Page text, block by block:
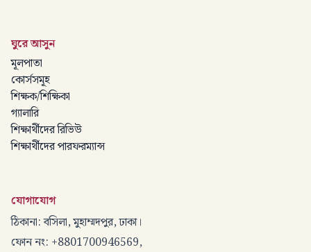
ঘুরে আসুন
মূলপাতা
কোর্সসমূহ
শিক্ষক/শিক্ষিকা
গ্যালারি
শিক্ষার্থীদের রিভিউ
শিক্ষার্থীদের পারফরম্যান্স
যোগাযোগ
ঠিকানা: বসিলা, মুহাম্মদপুর, ঢাকা।
ফোন নং: +8801700946569,